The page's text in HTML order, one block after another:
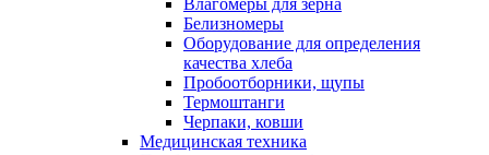
Влагомеры для зерна
Белизномеры
Оборудование для определения
качества хлеба
Пробоотборники, щупы
Термоштанги
Черпаки, ковши
Медицинская техника